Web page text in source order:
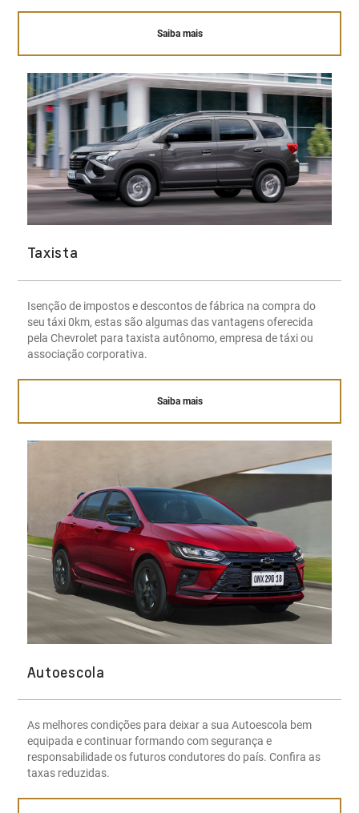
Saiba mais
Taxista
Isenção de impostos e descontos de fábrica na compra do
seu táxi 0km, estas são algumas das vantagens oferecida
pela Chevrolet para taxista autônomo, empresa de táxi ou
associação corporativa.
Saiba mais
Autoescola
As melhores condições para deixar a sua Autoescola bem
equipada e continuar formando com segurança e
responsabilidade os futuros condutores do país. Confira as
taxas reduzidas.